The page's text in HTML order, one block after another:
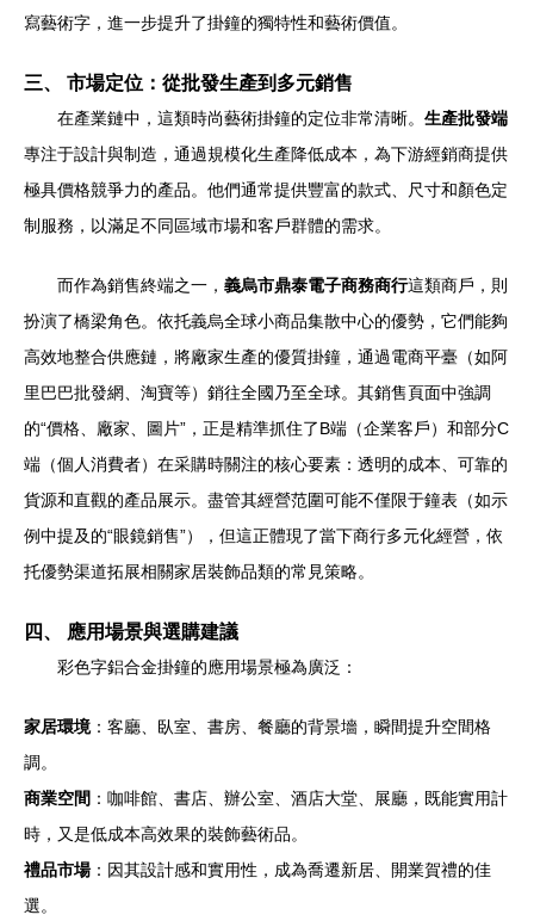
寫藝術字，進一步提升了掛鐘的獨特性和藝術價值。
三、 市場定位：從批發生產到多元銷售
在產業鏈中，這類時尚藝術掛鐘的定位非常清晰。 生產批發端
專注于設計與制造，通過規模化生產降低成本，為下游經銷商提供
極具價格競爭力的產品。他們通常提供豐富的款式、尺寸和顏色定
制服務，以滿足不同區域市場和客戶群體的需求。
而作為銷售終端之一， 義烏市鼎泰電子商務商行這類商戶，則
扮演了橋梁角色。依托義烏全球小商品集散中心的優勢，它們能夠
高效地整合供應鏈，將廠家生產的優質掛鐘，通過電商平臺（如阿
里巴巴批發網、淘寶等）銷往全國乃至全球。其銷售頁面中強調
的“價格、廠家、圖片”，正是精準抓住了B端（企業客戶）和部分C
端（個人消費者）在采購時關注的核心要素：透明的成本、可靠的
貨源和直觀的產品展示。盡管其經營范圍可能不僅限于鐘表（如示
例中提及的“眼鏡銷售”），但這正體現了當下商行多元化經營，依
托優勢渠道拓展相關家居裝飾品類的常見策略。
四、 應用場景與選購建議
彩色字鋁合金掛鐘的應用場景極為廣泛：
家居環境：客廳、臥室、書房、餐廳的背景墻，瞬間提升空間格
調。
商業空間 ：咖啡館、書店、辦公室、酒店大堂、展廳，既能實用計
時，又是低成本高效果的裝飾藝術品。
禮品市場：因其設計感和實用性，成為喬遷新居、開業賀禮的佳
選。